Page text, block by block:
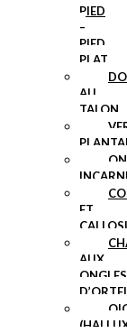
PIED
–
PIED
PLAT
AU
TALON
ET
AUX
ONGLES